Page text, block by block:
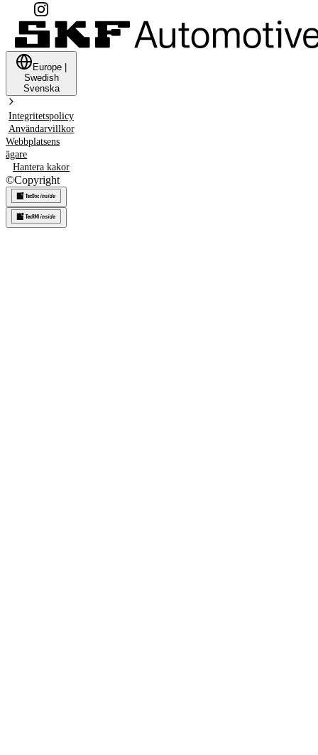
Europe
Swedish
Svenska
Integritetspolicy
Användarvillkor
Webbplatsens
ägare
Hantera kakor
©Copyright